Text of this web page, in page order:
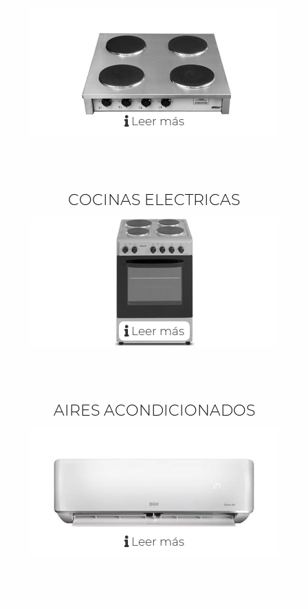
Leer más
COCINAS ELECTRICAS
Leer más
AIRES ACONDICIONADOS
Leer más